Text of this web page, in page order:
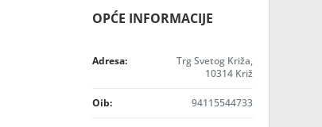
OPĆE INFORMACIJE
Adresa:
Trg Svetog Križa,
10314 Križ
Oib: 94115544733